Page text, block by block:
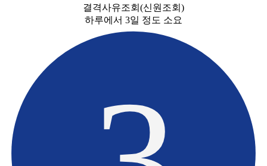
결격사유조회(신원조회)
하루에서 3일 정도 소요